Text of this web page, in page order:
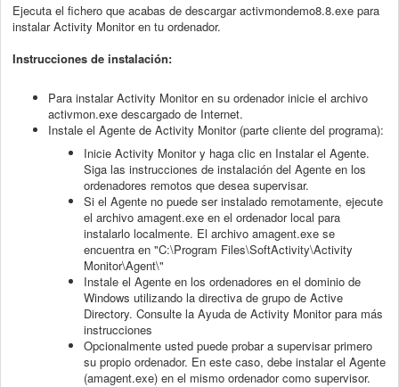
Ejecuta el fichero que acabas de descargar activmondemo8.8.exe para
instalar Activity Monitor en tu ordenador.
Instrucciones de instalación:
Para instalar Activity Monitor en su ordenador inicie el archivo
activmon.exe descargado de Internet.
Instale el Agente de Activity Monitor (parte cliente del programa):
Inicie Activity Monitor y haga clic en Instalar el Agente.
Siga las instrucciones de instalación del Agente en los
ordenadores remotos que desea supervisar.
Si el Agente no puede ser instalado remotamente, ejecute
el archivo amagent.exe en el ordenador local para
instalarlo localmente. El archivo amagent.exe se
encuentra en "C:\Program Files\SoftActivity\Activity
Monitor\Agent\"
Instale el Agente en los ordenadores en el dominio de
Windows utilizando la directiva de grupo de Active
Directory. Consulte la Ayuda de Activity Monitor para más
instrucciones
Opcionalmente usted puede probar a supervisar primero
su propio ordenador. En este caso, debe instalar el Agente
(amagent.exe) en el mismo ordenador como supervisor.